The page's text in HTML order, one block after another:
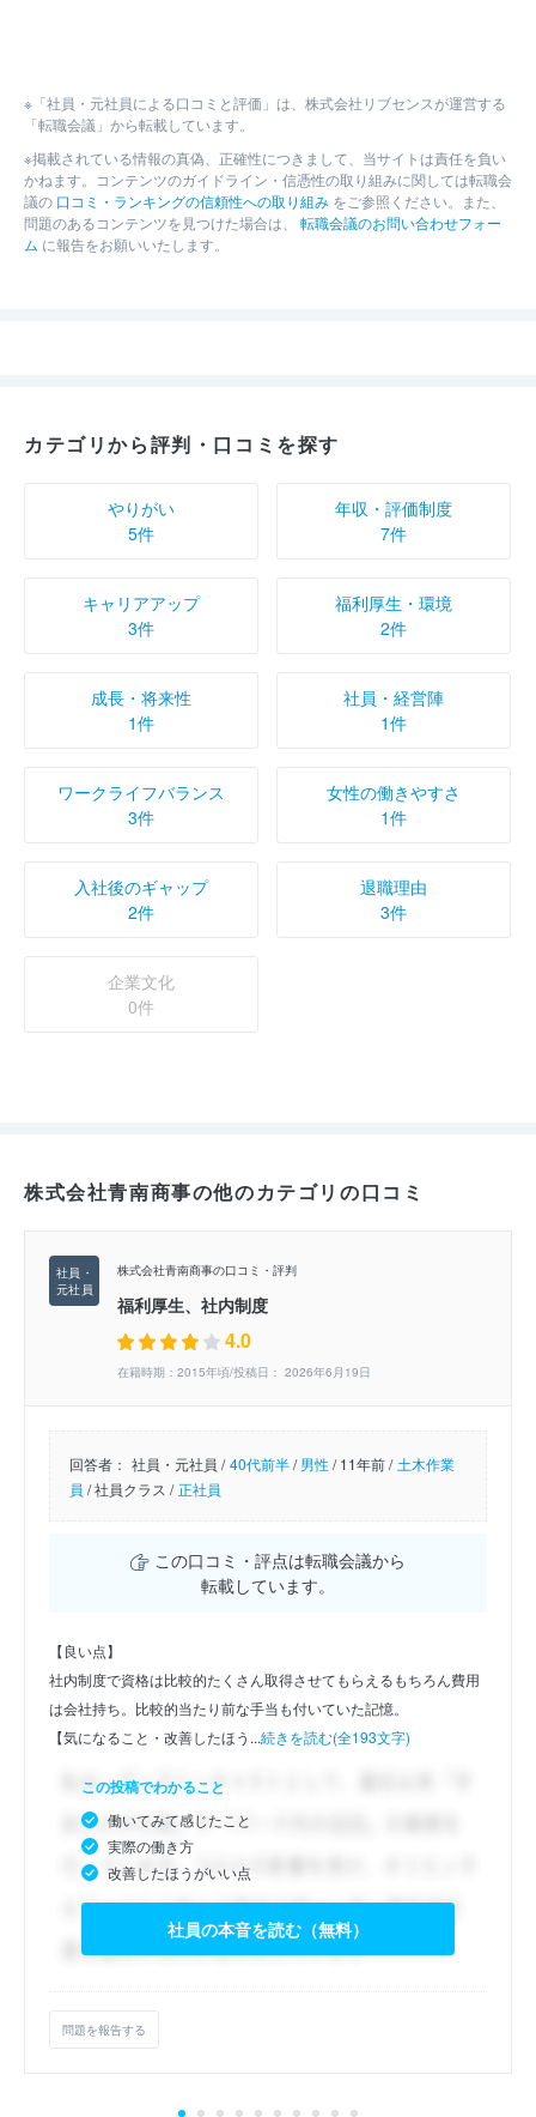
※「社員・元社員による口コミと評価」は、株式会社リブセンスが運営する
「転職会議」から転載しています。
※掲載されている情報の真偽、正確性につきまして、当サイトは責任を負い
かねます。コンテンツのガイドライン・信憑性の取り組みに関しては転職会
議の 口コミ・ランキングの信頼性への取り組み をご参照ください。また、
問題のあるコンテンツを見つけた場合は、 転職会議のお問い合わせフォー
ム に報告をお願いいたします。
カテゴリから評判・口コミを探す
やりがい
5件
年収・評価制度
7件
キャリアアップ
3件
福利厚生・環境
2件
成長・将来性
1件
社員・経営陣
1件
ワークライフバランス
3件
女性の働きやすさ
1件
入社後のギャップ
2件
退職理由
3件
企業文化
0件
株式会社青南商事の他のカテゴリの口コミ
株式会社青南商事の口コミ・評判
福利厚生、社内制度
4.0
在籍時期：2015年頃/投稿日： 2026年6月19日
回答者： 社員・元社員 / 40代前半/男性/11年前 / 土木作業
員 /社員クラス / 正社員
この口コミ・評点は転職会議から
転載しています。
【良い点】
社内制度で資格は比較的たくさん取得させてもらえるもちろん費用
は会社持ち。比較的当たり前な手当も付いていた記憶。
【気になること・改善したほう...続きを読む(全193文字)
この投稿でわかること
働いてみて感じたこと
実際の働き方
改善したほうがいい点
社員の本音を読む（無料）
問題を報告する